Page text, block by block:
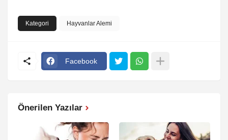
Kategori Hayvanlar Alemi
Facebook
Önerilen Yazılar